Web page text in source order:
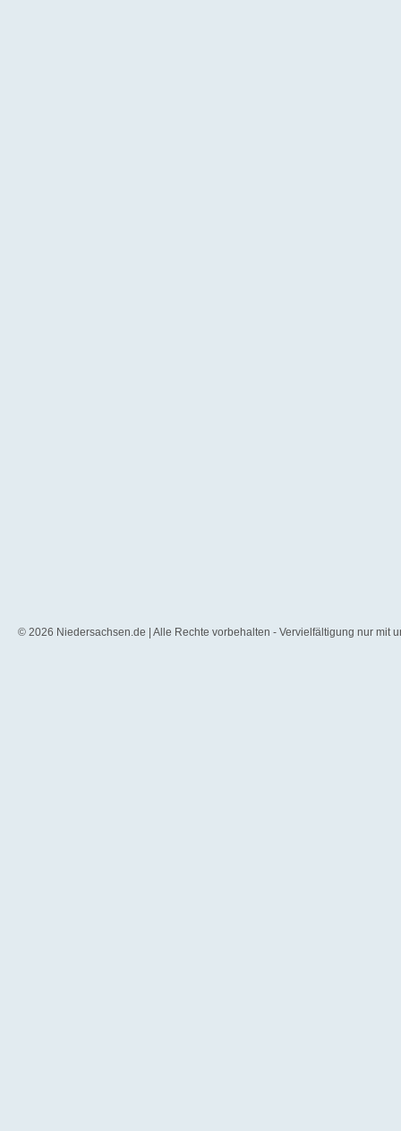
© 2026 Niedersachsen.de | Alle Rechte vorbehalten - Vervielfältigung nur mit